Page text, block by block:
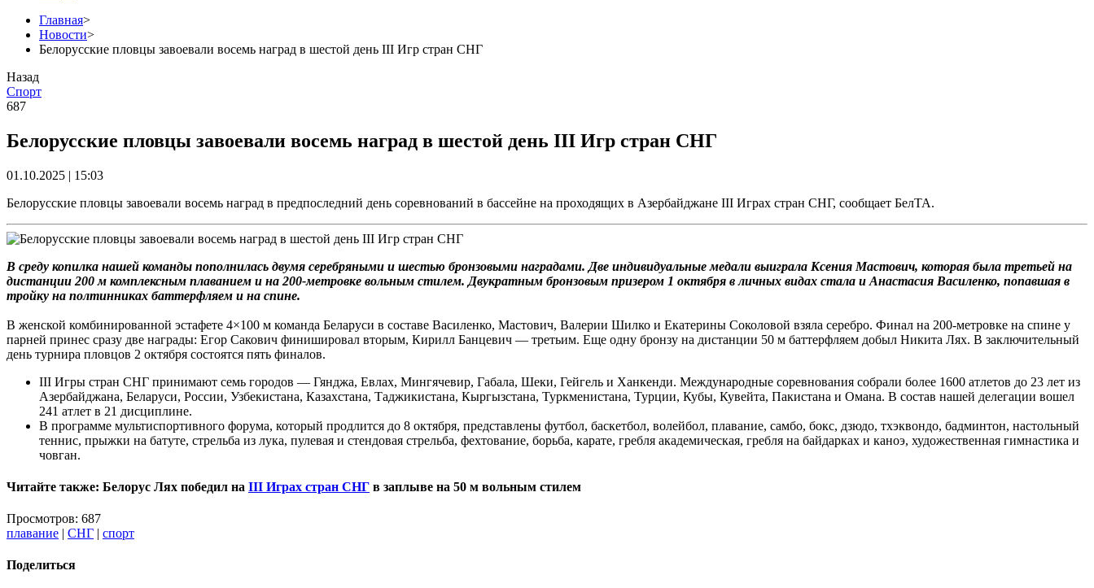
Главная>
Новости>
Белорусские пловцы завоевали восемь наград в шестой день III Игр стран СНГ
Назад
Спорт
687
Белорусские пловцы завоевали восемь наград в шестой день III Игр стран СНГ
01.10.2025 | 15:03
Белорусские пловцы завоевали восемь наград в предпоследний день соревнований в бассейне на проходящих в Азербайджане III Играх стран СНГ, сообщает БелТА.
В среду копилка нашей команды пополнилась двумя серебряными и шестью бронзовыми наградами. Две индивидуальные медали выиграла Ксения Мастович, которая была третьей на
дистанции 200 м комплексным плаванием и на 200-метровке вольным стилем. Двукратным бронзовым призером 1 октября в личных видах стала и Анастасия Василенко, попавшая в
тройку на полтинниках баттерфляем и на спине.
В женской комбинированной эстафете 4×100 м команда Беларуси в составе Василенко, Мастович, Валерии Шилко и Екатерины Соколовой взяла серебро. Финал на 200-метровке на спине у
парней принес сразу две награды: Егор Сакович финишировал вторым, Кирилл Банцевич — третьим. Еще одну бронзу на дистанции 50 м баттерфляем добыл Никита Лях. В заключительный
день турнира пловцов 2 октября состоятся пять финалов.
III Игры стран СНГ принимают семь городов — Гянджа, Евлах, Мингячевир, Габала, Шеки, Гейгель и Ханкенди. Международные соревнования собрали более 1600 атлетов до 23 лет из
Азербайджана, Беларуси, России, Узбекистана, Казахстана, Таджикистана, Кыргызстана, Туркменистана, Турции, Кубы, Кувейта, Пакистана и Омана. В состав нашей делегации вошел
241 атлет в 21 дисциплине.
В программе мультиспортивного форума, который продлится до 8 октября, представлены футбол, баскетбол, волейбол, плавание, самбо, бокс, дзюдо, тхэквондо, бадминтон, настольный
теннис, прыжки на батуте, стрельба из лука, пулевая и стендовая стрельба, фехтование, борьба, карате, гребля академическая, гребля на байдарках и каноэ, художественная гимнастика и
човган.
Читайте также: Белорус Лях победил на III Играх стран СНГ в заплыве на 50 м вольным стилем
Просмотров: 687
плавание | СНГ | спорт
Поделиться